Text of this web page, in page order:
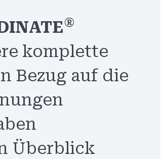
®
komplette
Bezug auf die
Überblick